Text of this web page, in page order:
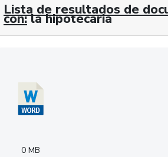
Lista de resultados de
con: la hipotecaria
0 MB